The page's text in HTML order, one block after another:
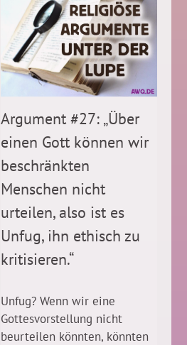
Argument #27: „Über
einen Gott können wir
beschränkten
Menschen nicht
urteilen, also ist es
Unfug, ihn ethisch zu
kritisieren.“
Unfug? Wenn wir eine
Gottesvorstellung nicht
beurteilen könnten, könnten